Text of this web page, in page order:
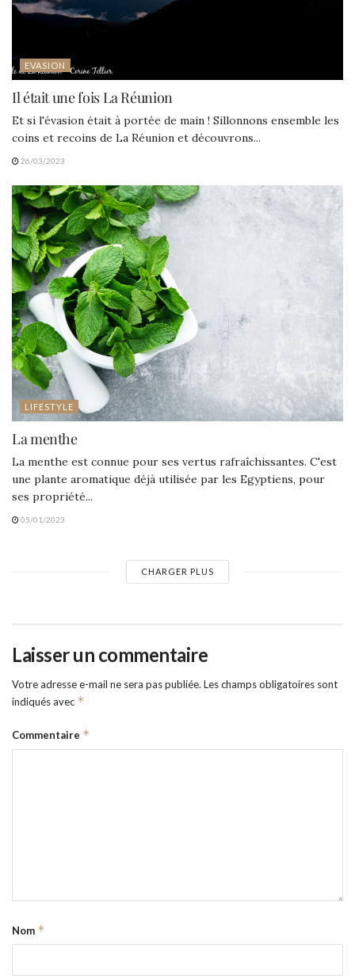
EVASION
Il était une fois La Réunion
Et si l'évasion était à portée de main ! Sillonnons ensemble les
coins et recoins de La Réunion et découvrons...
26/03/2023
LIFESTYLE
La menthe
La menthe est connue pour ses vertus rafraîchissantes. C'est
une plante aromatique déjà utilisée par les Egyptiens, pour
ses propriété...
05/01/2023
CHARGER PLUS
Laisser un commentaire
Votre adresse e-mail ne sera pas publiée. Les champs obligatoires sont
indiqués avec *
Commentaire *
Nom *